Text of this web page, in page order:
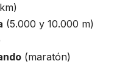
(5.000 y 10.000 m)
(maratón)